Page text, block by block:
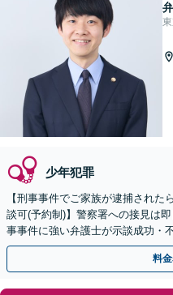
少年犯罪
【刑事事件でご家族が逮捕され
談可(予約制)】警察署への接見は
事事件に強い弁護士が示談成功・
トします。【加害者側の相談専門
料